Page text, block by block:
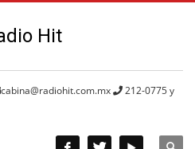
cabina@radiohit.com.mx
212-0775 y